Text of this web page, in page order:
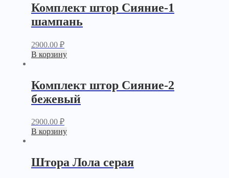
Комплект штор Сияние-1
шампань
2900.00 ₽
В корзину
Комплект штор Сияние-2
бежевый
2900.00 ₽
В корзину
Штора Лола серая